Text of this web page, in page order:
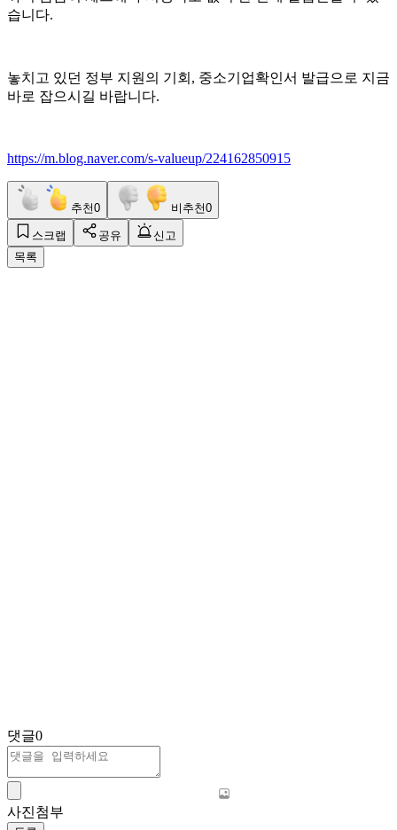
습니다.
놓치고 있던 정부 지원의 기회, 중소기업확인서 발급으로 지금
바로 잡으시길 바랍니다.
https://m.blog.naver.com/s-valueup/224162850915
추천0 비추천0
스크랩 공유
신고
목록
댓글0
사진첨부